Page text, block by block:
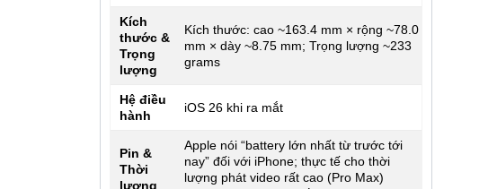
Kích
thước &
Trọng
lượng
Kích thước: cao ~163.4 mm × rộng ~78.0
mm × dày ~8.75 mm; Trọng lượng ~233
grams
Hệ điều
hành
iOS 26 khi ra mắt
Pin &
Thời
lượng
Apple nói “battery lớn nhất từ trước tới
nay” đối với iPhone; thực tế cho thời
lượng phát video rất cao (Pro Max)